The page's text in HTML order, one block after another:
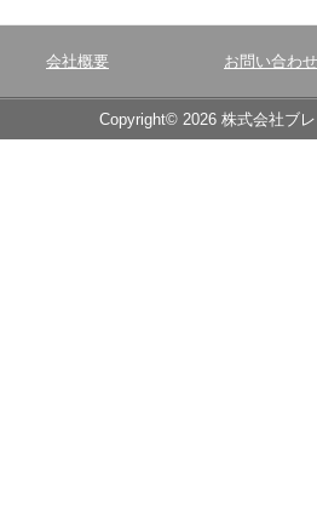
会社概要 お問い合わせ
Copyright© 2026 株式会社ブ